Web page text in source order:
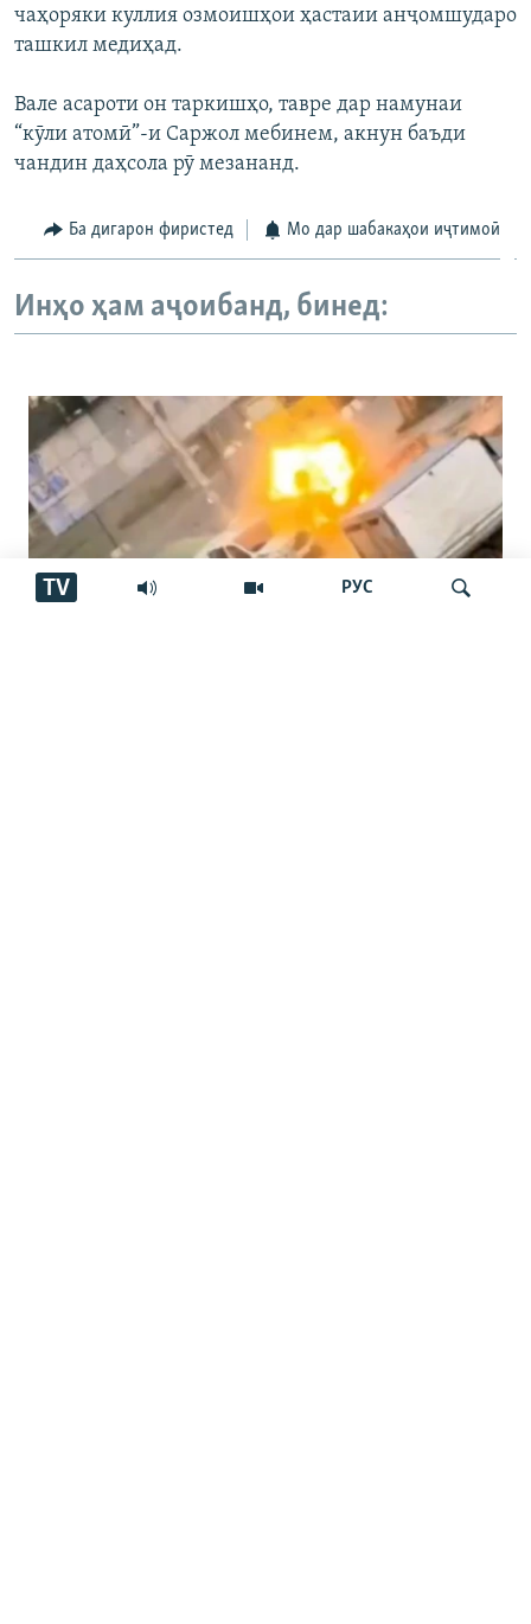
РУС
TV
чаҳоряки куллия озмоишҳои ҳастаии анҷомшударо
ташкил медиҳад.
Вале асароти он таркишҳо, тавре дар намунаи
“кӯли атомӣ”-и Саржол мебинем, акнун баъди
чандин даҳсола рӯ мезананд.
Ба дигарон фиристед Мо дар шабакаҳои иҷтимоӣ
Инҳо ҳам аҷоибанд, бинед: